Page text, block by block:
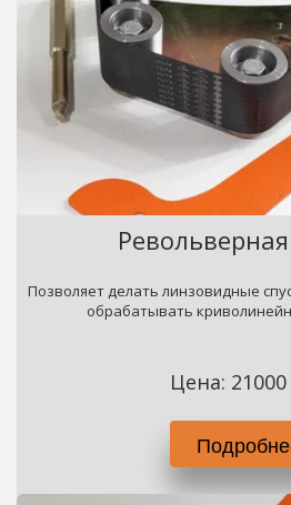
Позволяет делать линзовидные
обрабатывать
Цена: